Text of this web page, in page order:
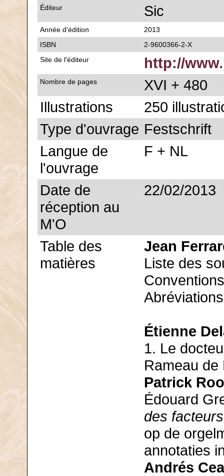
Éditeur Sic
Année d'édition
2013
ISBN
2-9600366-2-X
Site de l'éditeur
http://
Nombre de pages
XVI + 480
Illustrations
250
Type d'ouvrage Festschrift
Langue de
l'ouvrage
F + NL
Date de
réception au
M'O
22/02/2013
Table des
matières
Jean
Liste des
Étienne
1. Le
Rameau de
Patrick
Édouard
des
op de
annotaties
Andrés Cea